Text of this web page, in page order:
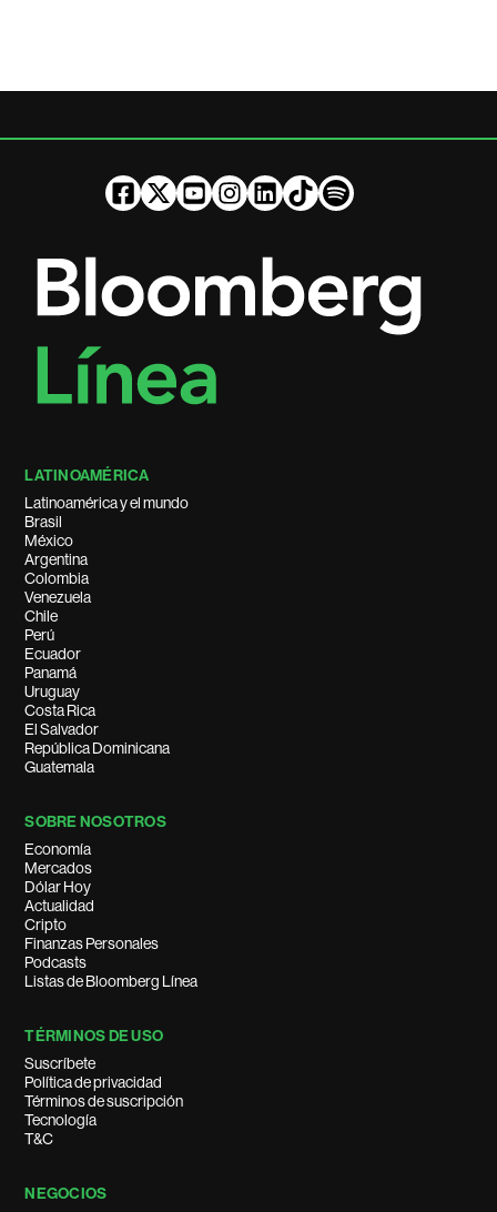
LATINOAMÉRICA
Latinoamérica y el mundo
Brasil
México
Argentina
Colombia
Venezuela
Chile
Perú
Ecuador
Panamá
Uruguay
Costa Rica
El Salvador
República Dominicana
Guatemala
SOBRE NOSOTROS
Economía
Mercados
Dólar Hoy
Actualidad
Cripto
Finanzas Personales
Podcasts
Listas de Bloomberg Línea
TÉRMINOS DE USO
Suscríbete
Política de privacidad
Términos de suscripción
Tecnología
T&C
NEGOCIOS